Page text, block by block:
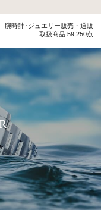
腕時計･ジュエリー販売・通販
取扱商品 59,250点